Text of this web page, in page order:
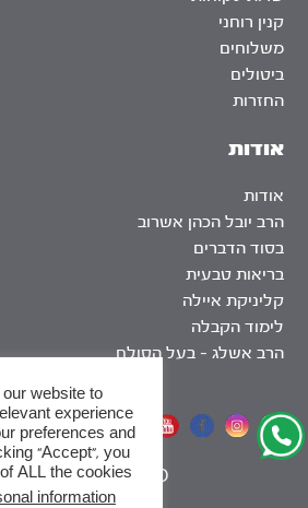
אודות
אודות
הרב יובל הכהן אשרוב
בסוד הדברים
בריאות טבעית
קליניקת איילה
לימוד הקבלה
הרב אשלג – בעל הסולם
קנין רוחני
משלוחים
ביטולים
החזרות
אתר שומר
SEO
|
website to
experience
preferences and
“Accept”, you
ALL the cookies.
information